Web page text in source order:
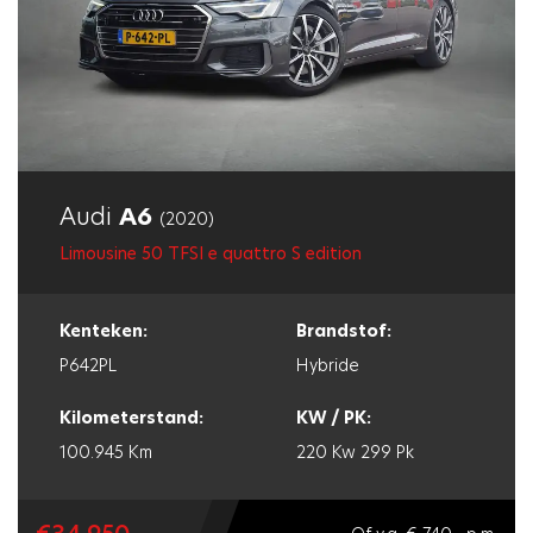
Audi A6 (2020)
Limousine 50 TFSI e quattro S edition
Kenteken:
Brandstof:
P642PL
Hybride
Kilometerstand:
KW / PK:
100.945 Km
220 Kw 299 Pk